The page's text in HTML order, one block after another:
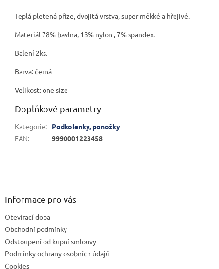
Teplá pletená příze, dvojitá vrstva, super měkké a hřejivé.
Materiál 78% bavlna, 13% nylon , 7% spandex.
Balení 2ks.
Barva: černá
Velikost: one size
Doplňkové parametry
Kategorie:
Podkolenky, ponožky
EAN: 9990001223458
Z
Informace pro vás
Otevírací doba
Obchodní podmínky
Odstoupení od kupní smlouvy
Podmínky ochrany osobních údajů
Cookies